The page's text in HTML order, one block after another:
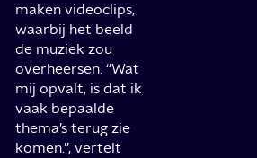
maken videoclips,
waarbij het beeld
de muziek zou
overheersen. “Wat
mij opvalt, is dat ik
vaak bepaalde
thema’s terug zie
komen.”, vertelt